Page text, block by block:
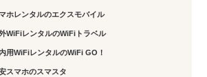
ホレンタルのエクスモバイル
WiFiレンタルのWiFiトラベル
用WiFiレンタルのWiFi GO！
スマホのスマスタ